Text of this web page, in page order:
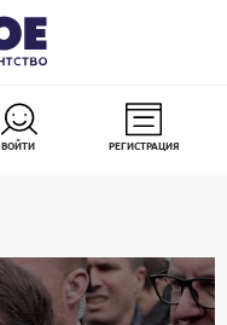
ВОЙТИ РЕГИСТРАЦИЯ